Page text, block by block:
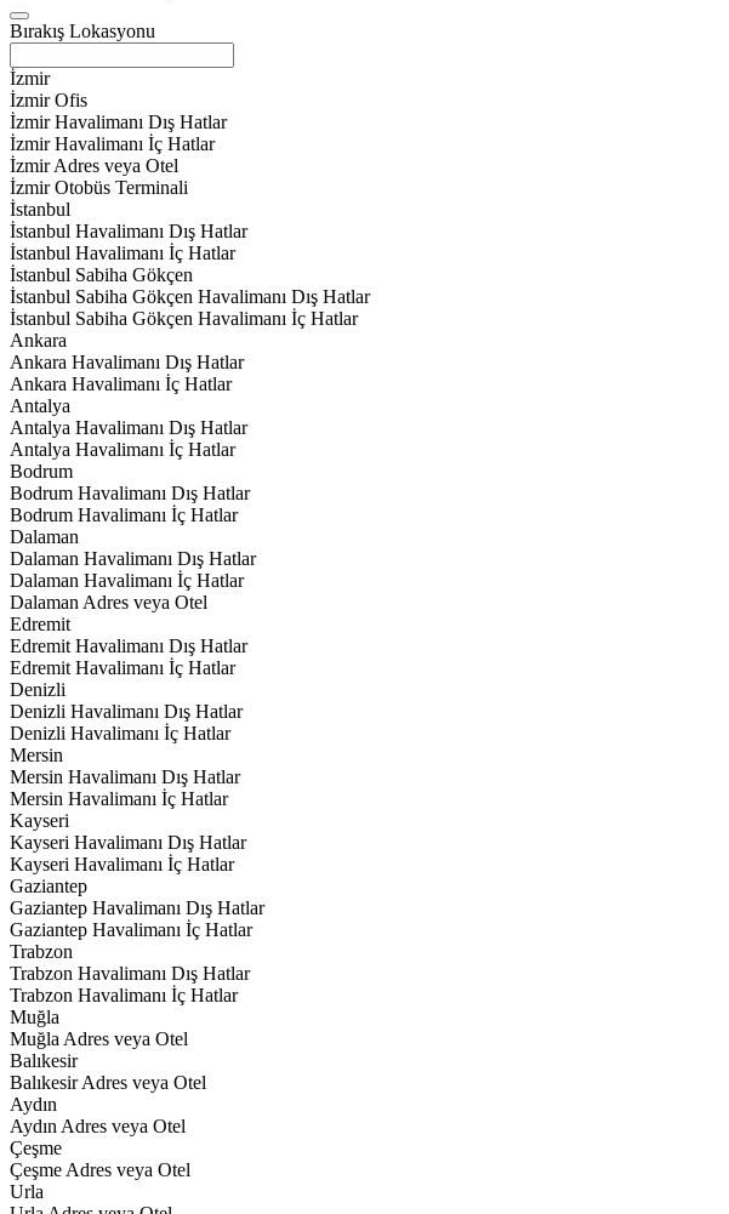
Bırakış Lokasyonu
İzmir
İzmir Ofis
İzmir Havalimanı Dış Hatlar
İzmir Havalimanı İç Hatlar
İzmir Adres veya Otel
İzmir Otobüs Terminali
İstanbul
İstanbul Havalimanı Dış Hatlar
İstanbul Havalimanı İç Hatlar
İstanbul Sabiha Gökçen
İstanbul Sabiha Gökçen Havalimanı Dış Hatlar
İstanbul Sabiha Gökçen Havalimanı İç Hatlar
Ankara
Ankara Havalimanı Dış Hatlar
Ankara Havalimanı İç Hatlar
Antalya
Antalya Havalimanı Dış Hatlar
Antalya Havalimanı İç Hatlar
Bodrum
Bodrum Havalimanı Dış Hatlar
Bodrum Havalimanı İç Hatlar
Dalaman
Dalaman Havalimanı Dış Hatlar
Dalaman Havalimanı İç Hatlar
Dalaman Adres veya Otel
Edremit
Edremit Havalimanı Dış Hatlar
Edremit Havalimanı İç Hatlar
Denizli
Denizli Havalimanı Dış Hatlar
Denizli Havalimanı İç Hatlar
Mersin
Mersin Havalimanı Dış Hatlar
Mersin Havalimanı İç Hatlar
Kayseri
Kayseri Havalimanı Dış Hatlar
Kayseri Havalimanı İç Hatlar
Gaziantep
Gaziantep Havalimanı Dış Hatlar
Gaziantep Havalimanı İç Hatlar
Trabzon
Trabzon Havalimanı Dış Hatlar
Trabzon Havalimanı İç Hatlar
Muğla
Muğla Adres veya Otel
Balıkesir
Balıkesir Adres veya Otel
Aydın
Aydın Adres veya Otel
Çeşme
Çeşme Adres veya Otel
Urla